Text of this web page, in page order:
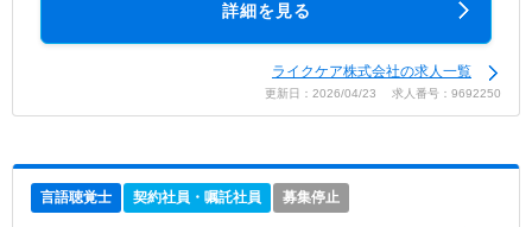
詳細を見る
ライクケア株式会社の求人一覧
更新日：2026/04/23 求人番号：9692250
言語聴覚士 契約社員・嘱託社員 募集停止